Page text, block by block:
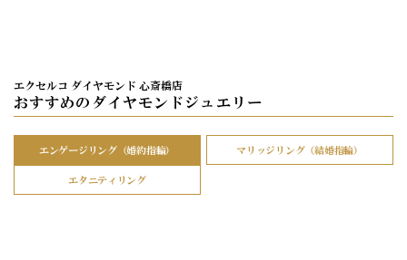
エクセルコ ダイヤモンド 心斎橋店
おすすめのダイヤモンドジュエリー
エンゲージリング（婚約指輪） マリッジリング（結婚指輪）
エタニティリング